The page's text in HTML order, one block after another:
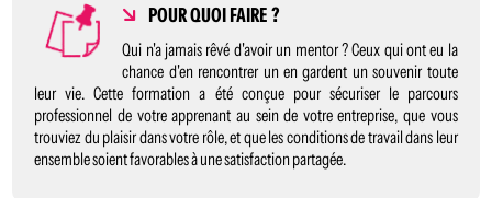
POUR QUOI FAIRE ?
Qui n'a jamais rêvé d'avoir un mentor ? Ceux qui ont eu la
chance d'en rencontrer un en gardent un souvenir toute
leur vie. Cette formation a été conçue pour sécuriser le parcours
professionnel de votre apprenant au sein de votre entreprise, que vous
trouviez du plaisir dans votre rôle, et que les conditions de travail dans leur
ensemble soient favorables à une satisfaction partagée.